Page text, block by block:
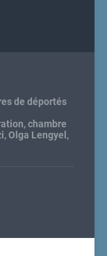
de déportés
,chambre
,Olga Lengyel ,